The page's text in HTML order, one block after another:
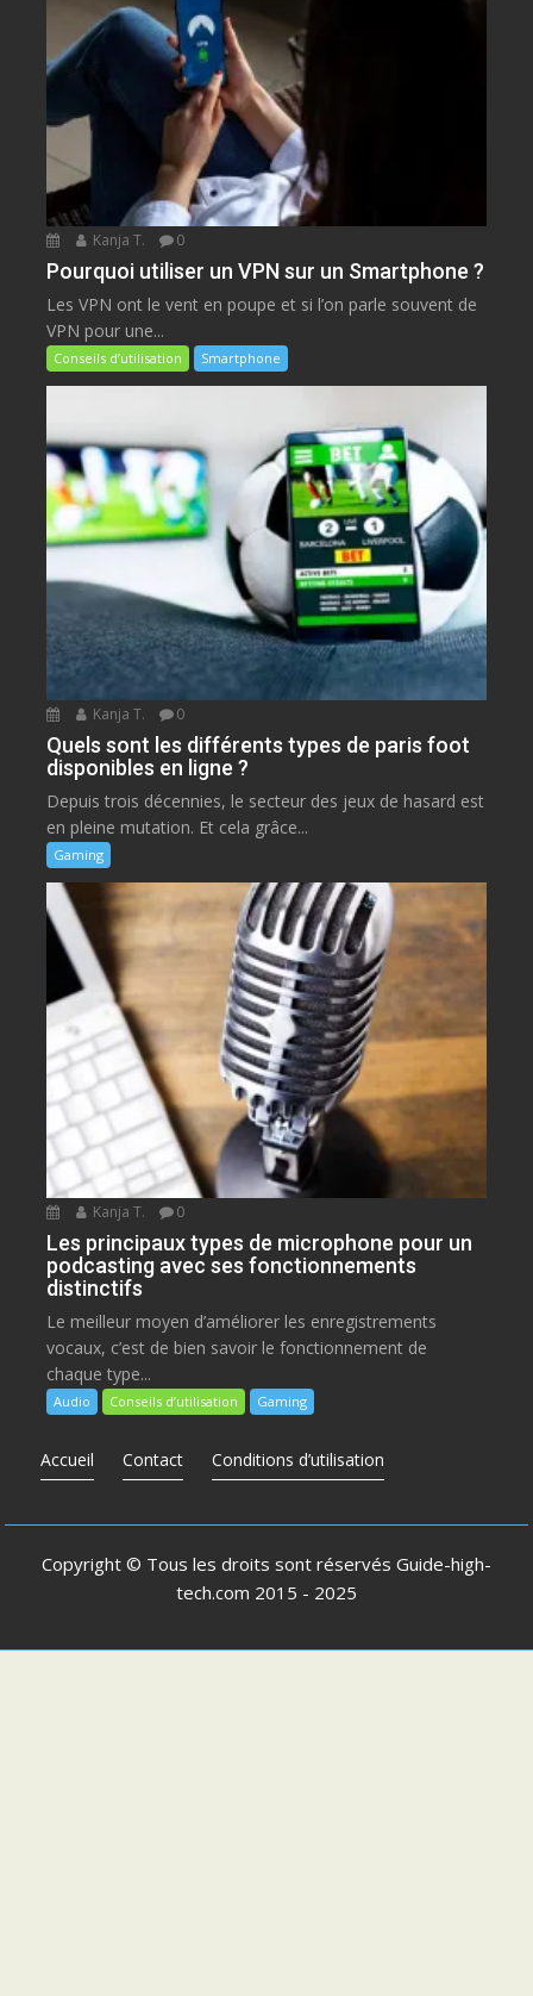
Kanja T. 0
Pourquoi utiliser un VPN sur un Smartphone ?
Les VPN ont le vent en poupe et si l’on parle souvent de
VPN pour une...
Conseils d’utilisation Smartphone
Kanja T. 0
Quels sont les différents types de paris foot
disponibles en ligne ?
Depuis trois décennies, le secteur des jeux de hasard est
en pleine mutation. Et cela grâce...
Gaming
Kanja T. 0
Les principaux types de microphone pour un
podcasting avec ses fonctionnements
distinctifs
Le meilleur moyen d’améliorer les enregistrements
vocaux, c’est de bien savoir le fonctionnement de
chaque type...
Audio Conseils d’utilisation Gaming
Accueil Contact Conditions d’utilisation
Copyright © Tous les droits sont réservés Guide-high-
tech.com 2015 - 2025